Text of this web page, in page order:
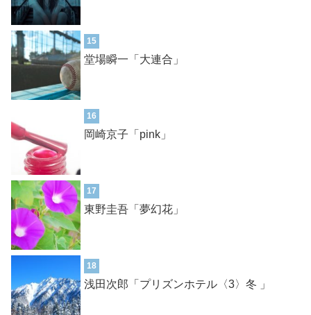
15
堂場瞬一「大連合」
16
岡崎京子「pink」
17
東野圭吾「夢幻花」
18
浅田次郎「プリズンホテル〈3〉冬 」